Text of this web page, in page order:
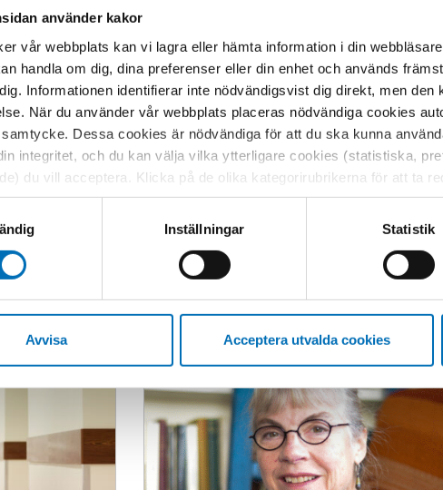
använder kakor
vår webbplats kan vi lagra eller hämta information i din
handla om dig, dina preferenser eller din enhet och används
Informationen identifierar inte nödvändigsvist dig direkt, men den
När du använder vår webbplats placeras nödvändiga cookies
Dessa cookies är nödvändiga för att du ska kunna
integritet, och du kan välja vilka ytterligare cookies (statistiska,
du vill acceptera. Klicka på de olika kategorirubrikerna för att ta
cookies. Observera att blockering av cookies kan påverka din
du har besökt vår webbplats tidigare och accepterat
till sekretessinställningarna i din webbläsare.
Inställningar Statistik
Avvisa Acceptera utvalda cookies
2026
ARTIKEL
Rusmedelsförebyggande
arbete i Svenskfinland – en
investering i jämlikhet och